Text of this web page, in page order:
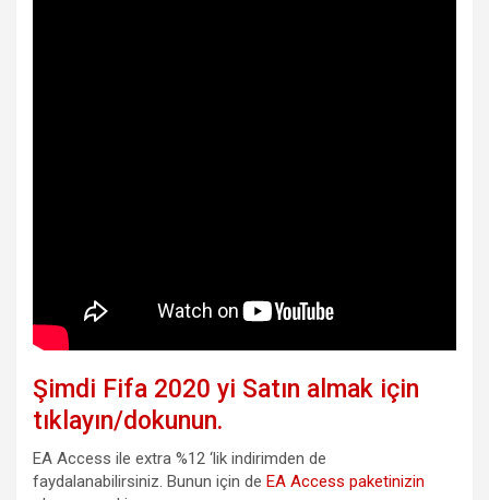
Şimdi Fifa 2020 yi Satın almak için
tıklayın/dokunun.
EA Access ile extra %12 ‘lik indirimden de
faydalanabilirsiniz. Bunun için de EA Access paketinizin